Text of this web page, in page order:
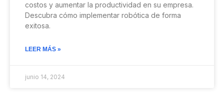
costos y aumentar la productividad en su empresa.
Descubra cómo implementar robótica de forma
exitosa.
LEER MÁS »
junio 14, 2024